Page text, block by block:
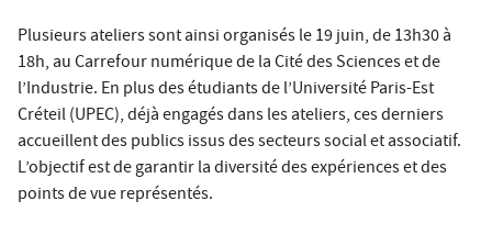
Plusieurs ateliers sont ainsi organisés le 19 juin, de 13h30 à
18h, au Carrefour numérique de la Cité des Sciences et de
l’Industrie. En plus des étudiants de l’Université Paris-Est
Créteil (UPEC), déjà engagés dans les ateliers, ces derniers
accueillent des publics issus des secteurs social et associatif.
L’objectif est de garantir la diversité des expériences et des
points de vue représentés.